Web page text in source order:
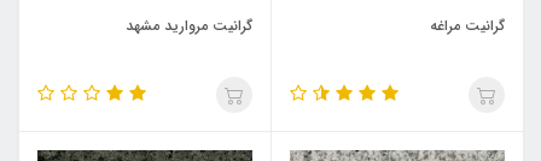
گرانیت مراغه گرانیت مروارید مشهد